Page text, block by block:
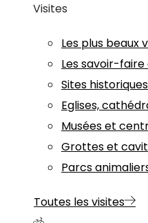
Visites
Les plus beaux
Les savoir-faire
Sites
Eglises,
Musées et
Grottes et
Parcs
Toutes les visites